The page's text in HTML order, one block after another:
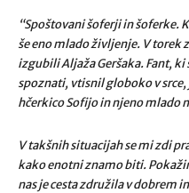
“Spoštovani šoferji in šoferke.
še eno mlado življenje. V torek
izgubili Aljaža Geršaka. Fant, ki
spoznati, vtisnil globoko v srce,
hčerkico Sofijo in njeno mlado
V takšnih situacijah se mi zdi
kako enotni znamo biti.
nas je cesta združila v dobrem